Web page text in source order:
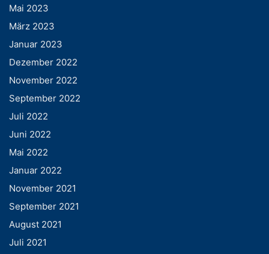
Mai 2023
März 2023
Januar 2023
Dezember 2022
November 2022
September 2022
Juli 2022
Juni 2022
Mai 2022
Januar 2022
November 2021
September 2021
August 2021
Juli 2021